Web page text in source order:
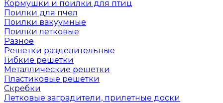
Кормушки и поилки для птиц
Поилки для пчел
Поилки вакуумные
Поилки летковые
Разное
Решетки разделительные
Гибкие решетки
Металлические решетки
Пластиковые решетки
Скребки
Летковые заградители, прилетные доски